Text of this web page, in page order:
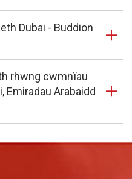
Dubai - Buddion
rhwng cwmnïau
Emiradau Arabaidd